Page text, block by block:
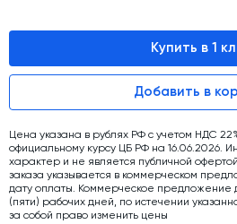
Склады инертных материалов
Силосы для цемента и обвязка
Растариватели Биг-Бегов
Пневмотранспорт
Тепловое оборудование
Дозаторы для бетонных заводов
Затворы для силосов и дозаторов
Купить в 1
Добавить в
Цена указана в рублях РФ с учетом НДС
официальному курсу ЦБ РФ на 16.06.2026.
характер и не является публичной
заказа указывается в коммерческом
дату оплаты. Коммерческое предложение
(пяти) рабочих дней, по истечении
за собой право изменить цены